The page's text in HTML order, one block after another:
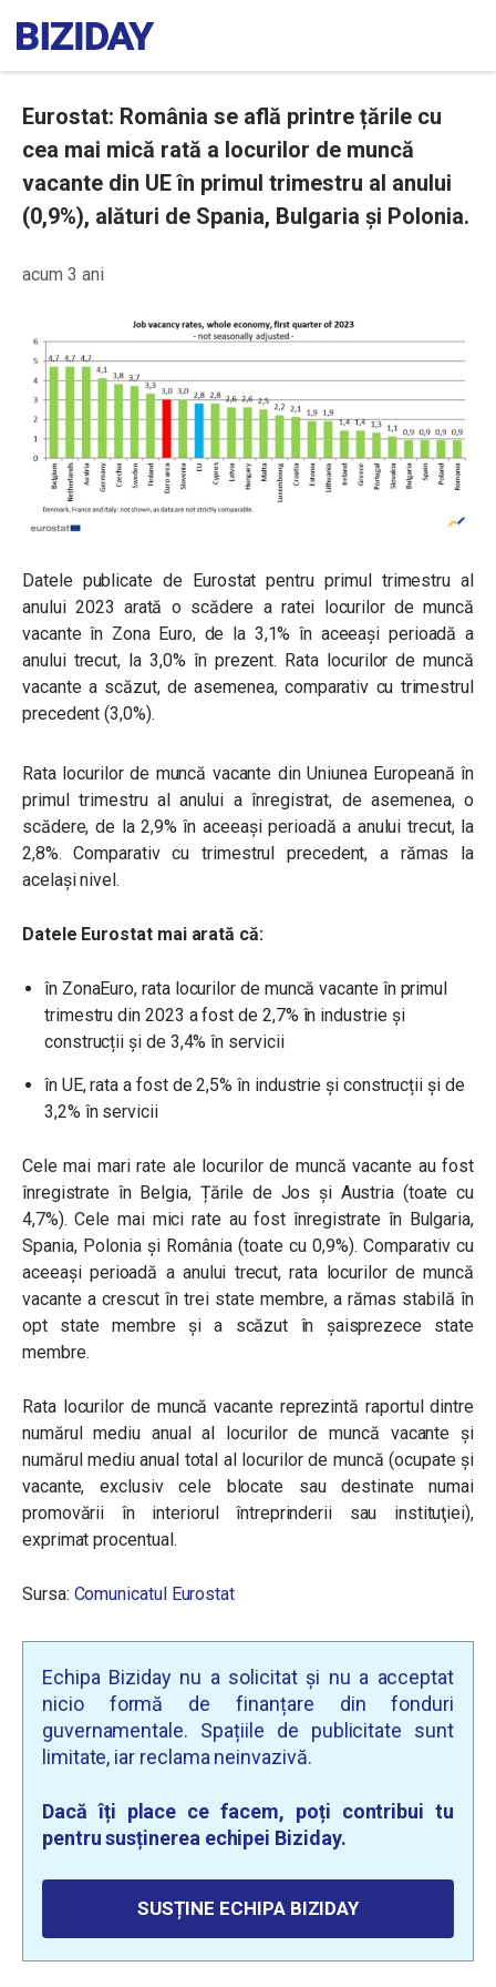
Eurostat: România se află printre țările cu
cea mai mică rată a locurilor de muncă
vacante din UE în primul trimestru al anului
(0,9%), alături de Spania, Bulgaria și Polonia.
acum 3 ani
Datele publicate de Eurostat pentru primul trimestru al
anului 2023 arată o scădere a ratei locurilor de muncă
vacante în Zona Euro, de la 3,1% în aceeași perioadă a
anului trecut, la 3,0% în prezent. Rata locurilor de muncă
vacante a scăzut, de asemenea, comparativ cu trimestrul
precedent (3,0%).
Rata locurilor de muncă vacante din Uniunea Europeană în
primul trimestru al anului a înregistrat, de asemenea, o
scădere, de la 2,9% în aceeași perioadă a anului trecut, la
2,8%. Comparativ cu trimestrul precedent, a rămas la
același nivel.
Datele Eurostat mai arată că:
în ZonaEuro, rata locurilor de muncă vacante în primul
trimestru din 2023 a fost de 2,7% în industrie și
construcții și de 3,4% în servicii
în UE, rata a fost de 2,5% în industrie și construcții și de
3,2% în servicii
Cele mai mari rate ale locurilor de muncă vacante au fost
înregistrate în Belgia, Țările de Jos și Austria (toate cu
4,7%). Cele mai mici rate au fost înregistrate în Bulgaria,
Spania, Polonia și România (toate cu 0,9%). Comparativ cu
aceeași perioadă a anului trecut, rata locurilor de muncă
vacante a crescut în trei state membre, a rămas stabilă în
opt state membre și a scăzut în șaisprezece state
membre.
Rata locurilor de muncă vacante reprezintă raportul dintre
numărul mediu anual al locurilor de muncă vacante şi
numărul mediu anual total al locurilor de muncă (ocupate şi
vacante, exclusiv cele blocate sau destinate numai
promovării în interiorul întreprinderii sau instituţiei),
exprimat procentual.
Sursa: Comunicatul Eurostat
Echipa Biziday nu a solicitat și nu a acceptat
nicio formă de finanțare din fonduri
guvernamentale. Spațiile de publicitate sunt
limitate, iar reclama neinvazivă.
Dacă îți place ce facem, poți contribui tu
pentru susținerea echipei Biziday.
SUSȚINE ECHIPA BIZIDAY